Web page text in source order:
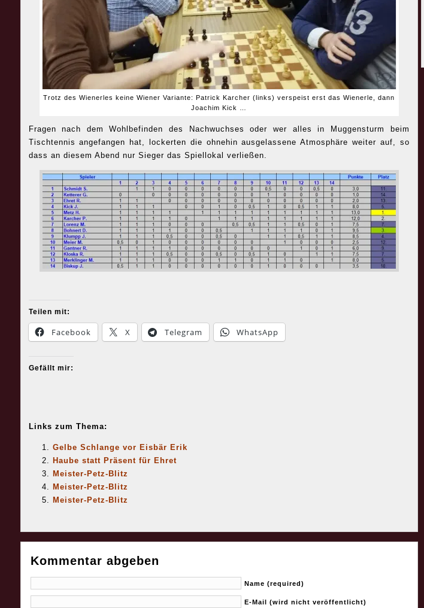
Trotz des Wienerles keine Wiener Variante: Patrick Karcher (links) verspeist erst das Wienerle, dann
Joachim Kick …
Fragen nach dem Wohlbefinden des Nachwuchses oder wer alles in Muggensturm beim
Tischtennis angefangen hat, lockerten die ohnehin ausgelassene Atmosphäre weiter auf, so
dass an diesem Abend nur Sieger das Spiellokal verließen.
Teilen mit:
Facebook X Telegram WhatsApp
Gefällt mir:
Links zum Thema:
Gelbe Schlange vor Eisbär Erik
Haube statt Präsent für Ehret
Meister-Petz-Blitz
Meister-Petz-Blitz
Meister-Petz-Blitz
Kommentar abgeben
Name (required)
E-Mail (wird nicht veröffentlicht)